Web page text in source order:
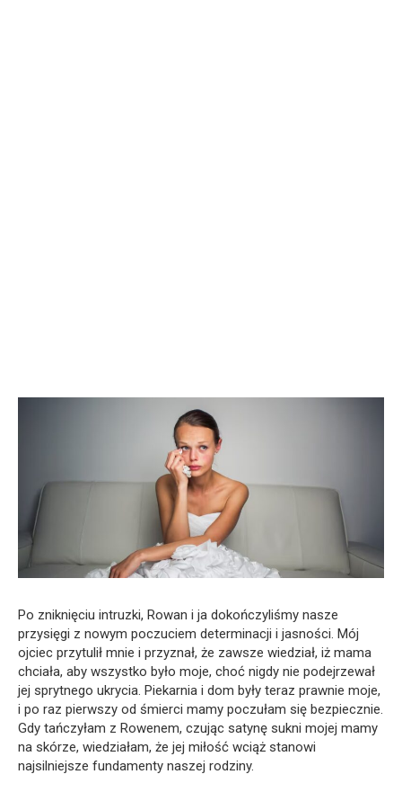
Po zniknięciu intruzki, Rowan i ja dokończyliśmy nasze
przysięgi z nowym poczuciem determinacji i jasności. Mój
ojciec przytulił mnie i przyznał, że zawsze wiedział, iż mama
chciała, aby wszystko było moje, choć nigdy nie podejrzewał
jej sprytnego ukrycia. Piekarnia i dom były teraz prawnie moje,
i po raz pierwszy od śmierci mamy poczułam się bezpiecznie.
Gdy tańczyłam z Rowenem, czując satynę sukni mojej mamy
na skórze, wiedziałam, że jej miłość wciąż stanowi
najsilniejsze fundamenty naszej rodziny.